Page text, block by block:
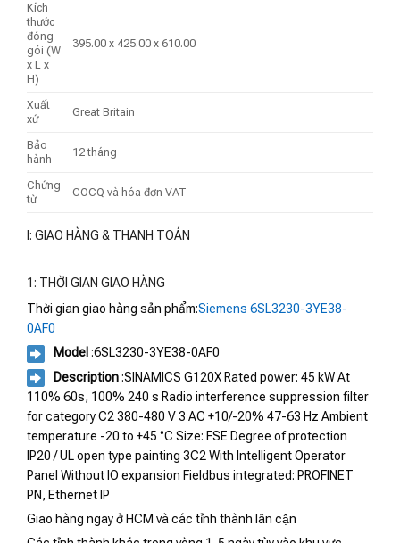
Kích
thước
đóng
gói (W
x L x
H)
395.00 x 425.00 x 610.00
Xuất
xứ
Great Britain
Bảo
hành
12 tháng
Chứng
từ
COCQ và hóa đơn VAT
I: GIAO HÀNG & THANH TOÁN
1: THỜI GIAN GIAO HÀNG
Thời gian giao hàng sản phẩm:Siemens 6SL3230-3YE38-
0AF0
Model :6SL3230-3YE38-0AF0
Description:SINAMICS G120X Rated power: 45 kW At
110% 60s, 100% 240 s Radio interference suppression filter
for category C2 380-480 V 3 AC +10/-20% 47-63 Hz Ambient
temperature -20 to +45 °C Size: FSE Degree of protection
IP20 / UL open type painting 3C2 With Intelligent Operator
Panel Without IO expansion Fieldbus integrated: PROFINET
PN, Ethernet IP
Giao hàng ngay ở HCM và các tỉnh thành lân cận